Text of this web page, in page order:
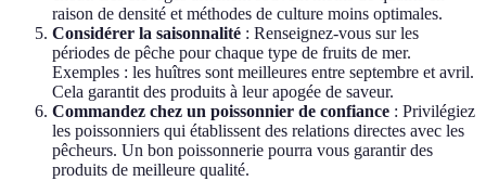
raison de densité et méthodes de culture moins optimales.
Considérer la saisonnalité : Renseignez-vous sur les
périodes de pêche pour chaque type de fruits de mer.
Exemples : les huîtres sont meilleures entre septembre et avril.
Cela garantit des produits à leur apogée de saveur.
Commandez chez un poissonnier de confiance : Privilégiez
les poissonniers qui établissent des relations directes avec les
pêcheurs. Un bon poissonnerie pourra vous garantir des
produits de meilleure qualité.